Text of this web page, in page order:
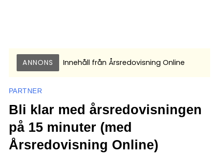
ANNONS Innehåll från Årsredovisning Online
PARTNER
Bli klar med årsredovisningen
på 15 minuter (med
Årsredovisning Online)